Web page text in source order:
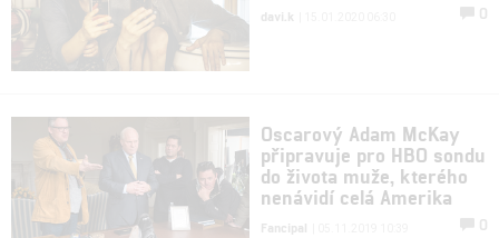
davi.k 0
Oscarový Adam McKay
připravuje pro HBO sondu
do života muže, kterého
nenávidí celá Amerika
Fancipal 0